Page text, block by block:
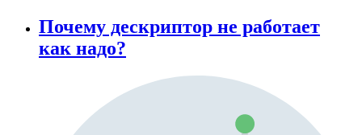
Почему дескриптор не работает
как надо?